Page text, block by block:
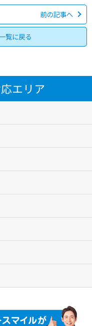
覧に戻る
前の記事へ
エリア